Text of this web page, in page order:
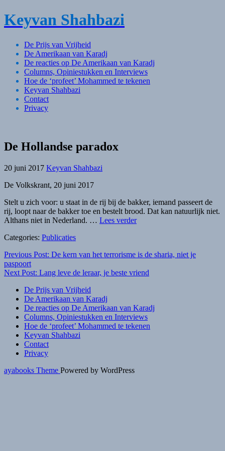
Skip
to
Keyvan Shahbazi
De Prijs van Vrijheid
De Amerikaan van Karadj
De reacties op De Amerikaan van Karadj
Columns, Opiniestukken en Interviews
Hoe de ‘profeet’ Mohammed te tekenen
Keyvan Shahbazi
Contact
Privacy
De Hollandse paradox
20 juni 2017 Keyvan Shahbazi
De Volkskrant, 20 juni 2017
Stelt u zich voor: u staat in de rij bij de bakker, iemand passeert de
rij, loopt naar de bakker toe en bestelt brood. Dat kan natuurlijk niet.
Althans niet in Nederland. … Lees verder
Categories: Publicaties
Bericht
navigatie
Previous Post: De kern van het terrorisme is de sharia, niet je
paspoort
Next Post: Lang leve de leraar, je beste vriend
De Prijs van Vrijheid
De Amerikaan van Karadj
De reacties op De Amerikaan van Karadj
Columns, Opiniestukken en Interviews
Hoe de ‘profeet’ Mohammed te tekenen
Keyvan Shahbazi
Contact
Privacy
ayabooks Theme Powered by WordPress